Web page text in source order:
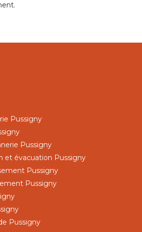
Pussigny
Pussigny
et évacuation Pussigny
Pussigny
Pussigny
Pussigny